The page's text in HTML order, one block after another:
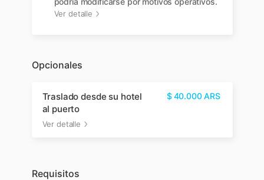
Ver detalle
Opcionales
Traslado desde su hotel
al puerto
Ver detalle
$ 40.000ARS
Requisitos